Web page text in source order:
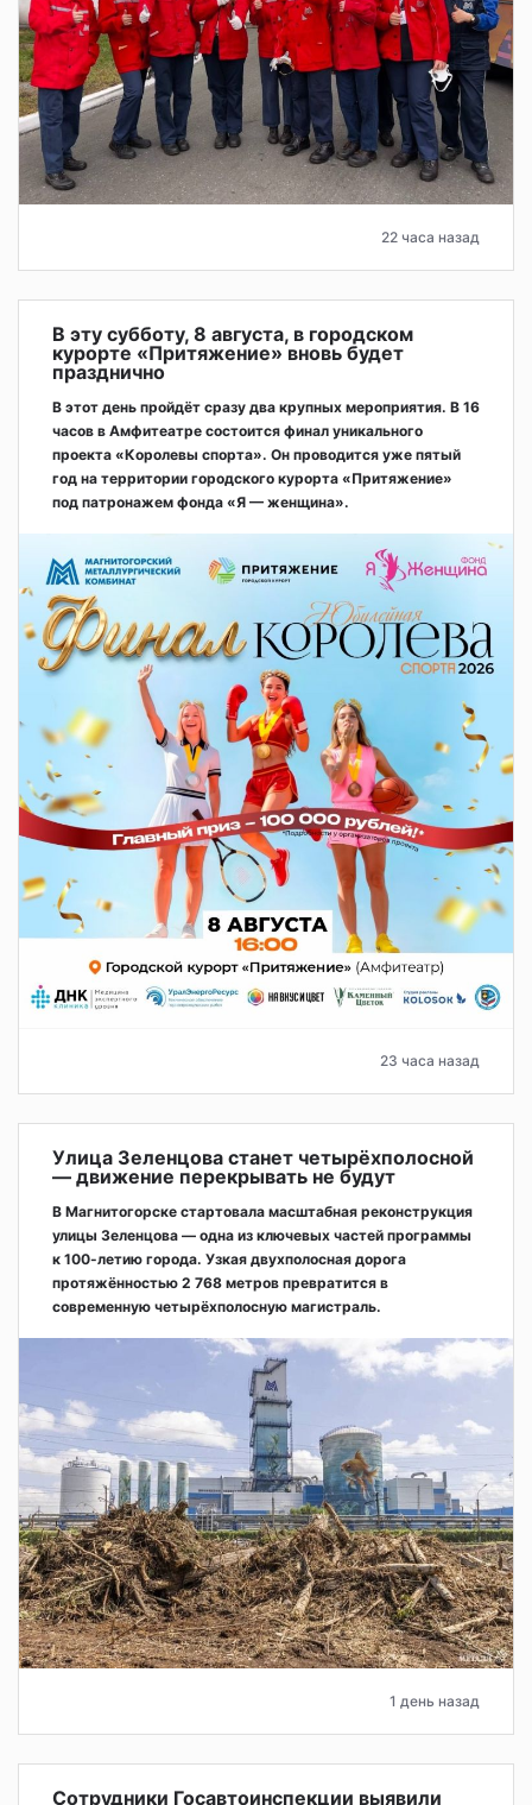
22 часа назад
В эту субботу, 8 августа, в городском
курорте «Притяжение» вновь будет
празднично
В этот день пройдёт сразу два крупных мероприятия. В 16
часов в Амфитеатре состоится финал уникального
проекта «Королевы спорта». Он проводится уже пятый
год на территории городского курорта «Притяжение»
под патронажем фонда «Я — женщина».
23 часа назад
Улица Зеленцова станет четырёхполосной
— движение перекрывать не будут
В Магнитогорске стартовала масштабная реконструкция
улицы Зеленцова — одна из ключевых частей программы
к 100-летию города. Узкая двухполосная дорога
протяжённостью 2 768 метров превратится в
современную четырёхполосную магистраль.
1 день назад
Сотрудники Госавтоинспекции выявили